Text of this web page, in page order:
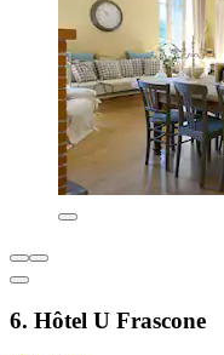
6. Hôtel U Frascone